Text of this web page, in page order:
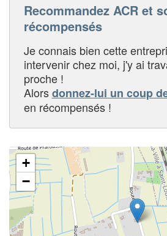
Recommandez ACR et
récompensés
Je connais bien cette
intervenir chez moi, j'y ai
proche !
Alorsdonnez-lui un coup
en récompensés !
+
−